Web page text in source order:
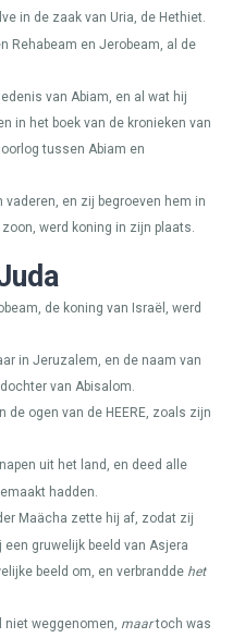
in de zaak van Uria, de Hethiet.
Rehabeam en Jerobeam, al de
van Abiam, en al wat hij
in het boek van de kronieken van
tussen Abiam en
vaderen, en zij begroeven hem in
werd koning in zijn plaats.
de koning van Israël, werd
in Jeruzalem, en de naam van
van Abisalom.
de ogen van de HEERE, zoals zijn
uit het land, en deed alle
hadden.
Maächa zette hij af, zodat zij
gruwelijk beeld van Asjera
beeld om, en verbrandde het
niet weggenomen, maartoch was